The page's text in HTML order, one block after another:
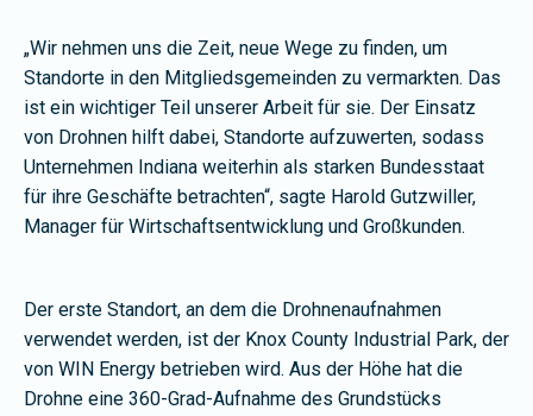
„Wir nehmen uns die Zeit, neue Wege zu finden, um
Standorte in den Mitgliedsgemeinden zu vermarkten. Das
ist ein wichtiger Teil unserer Arbeit für sie. Der Einsatz
von Drohnen hilft dabei, Standorte aufzuwerten, sodass
Unternehmen Indiana weiterhin als starken Bundesstaat
für ihre Geschäfte betrachten“, sagte Harold Gutzwiller,
Manager für Wirtschaftsentwicklung und Großkunden.
Der erste Standort, an dem die Drohnenaufnahmen
verwendet werden, ist der Knox County Industrial Park, der
von WIN Energy betrieben wird. Aus der Höhe hat die
Drohne eine 360-Grad-Aufnahme des Grundstücks